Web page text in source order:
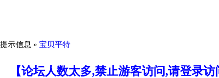
提示信息 » 宝贝平特
【论坛人数太多,禁止游客访问,请登录